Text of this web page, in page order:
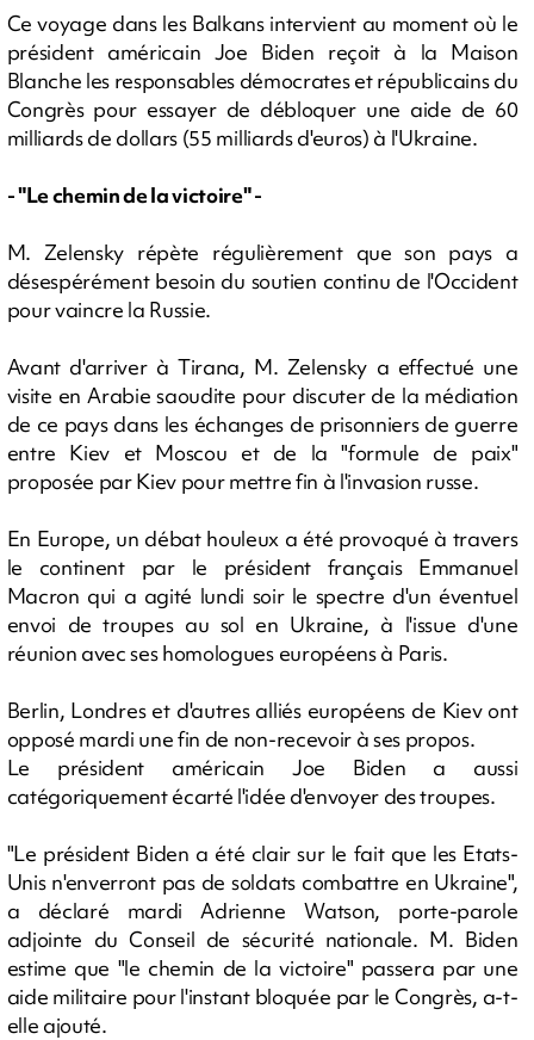
Ce voyage dans les Balkans intervient au moment où le
président américain Joe Biden reçoit à la Maison
Blanche les responsables démocrates et républicains du
Congrès pour essayer de débloquer une aide de 60
milliards de dollars (55 milliards d'euros) à l'Ukraine.
- "Le chemin de la victoire" -
M. Zelensky répète régulièrement que son pays a
désespérément besoin du soutien continu de l'Occident
pour vaincre la Russie.
Avant d'arriver à Tirana, M. Zelensky a effectué une
visite en Arabie saoudite pour discuter de la médiation
de ce pays dans les échanges de prisonniers de guerre
entre Kiev et Moscou et de la "formule de paix"
proposée par Kiev pour mettre fin à l'invasion russe.
En Europe, un débat houleux a été provoqué à travers
le continent par le président français Emmanuel
Macron qui a agité lundi soir le spectre d'un éventuel
envoi de troupes au sol en Ukraine, à l'issue d'une
réunion avec ses homologues européens à Paris.
Berlin, Londres et d'autres alliés européens de Kiev ont
opposé mardi une fin de non-recevoir à ses propos.
Le président américain Joe Biden a aussi
catégoriquement écarté l'idée d'envoyer des troupes.
"Le président Biden a été clair sur le fait que les Etats-
Unis n'enverront pas de soldats combattre en Ukraine",
a déclaré mardi Adrienne Watson, porte-parole
adjointe du Conseil de sécurité nationale. M. Biden
estime que "le chemin de la victoire" passera par une
aide militaire pour l'instant bloquée par le Congrès, a-t-
elle ajouté.